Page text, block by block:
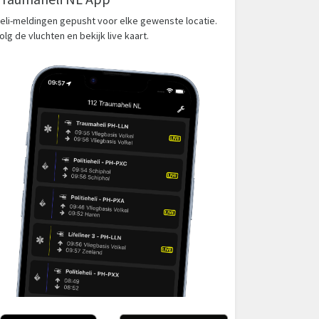
meldingen gepusht voor elke gewenste locatie.
de vluchten en bekijk live kaart.